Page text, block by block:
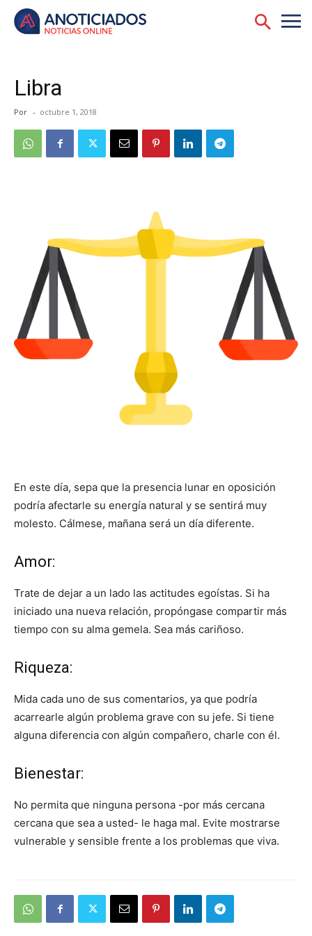
Libra
Por - octubre 1, 2018
En este día, sepa que la presencia lunar en oposición
podría afectarle su energía natural y se sentirá muy
molesto. Cálmese, mañana será un día diferente.
Amor:
Trate de dejar a un lado las actitudes egoístas. Si ha
iniciado una nueva relación, propóngase compartir más
tiempo con su alma gemela. Sea más cariñoso.
Riqueza:
Mida cada uno de sus comentarios, ya que podría
acarrearle algún problema grave con su jefe. Si tiene
alguna diferencia con algún compañero, charle con él.
Bienestar:
No permita que ninguna persona -por más cercana
cercana que sea a usted- le haga mal. Evite mostrarse
vulnerable y sensible frente a los problemas que viva.